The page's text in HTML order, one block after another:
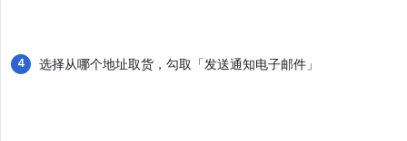
选择从哪个地址取货，勾取「发送通知电子邮件」